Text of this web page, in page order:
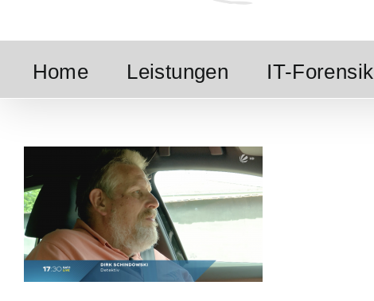
Home Leistungen IT-Forensik